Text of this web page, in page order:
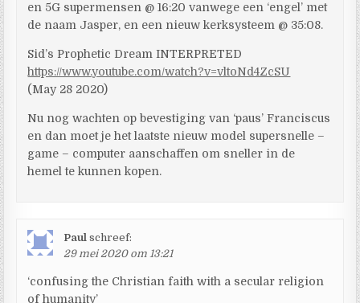
en 5G supermensen @ 16:20 vanwege een ‘engel’ met
de naam Jasper, en een nieuw kerksysteem @ 35:08.
Sid’s Prophetic Dream INTERPRETED
https://www.youtube.com/watch?v=vltoNd4ZcSU
(May 28 2020)
Nu nog wachten op bevestiging van ‘paus’ Franciscus
en dan moet je het laatste nieuw model supersnelle –
game – computer aanschaffen om sneller in de
hemel te kunnen kopen.
Paul schreef:
29 mei 2020 om 13:21
‘confusing the Christian faith with a secular religion
of humanity’